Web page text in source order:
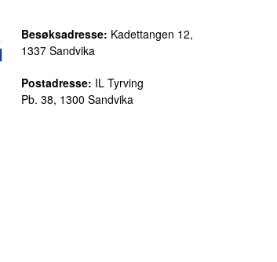
Besøksadresse: Kadettangen 12,
1337 Sandvika
Postadresse: IL Tyrving
Pb. 38, 1300 Sandvika